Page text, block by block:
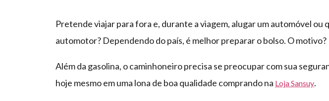
Pretende viajar para fora e, durante a viagem, alugar um automóvel
automotor? Dependendo do país, é melhor preparar o bolso. O motivo?
Além da gasolina, o caminhoneiro precisa se preocupar com sua
hoje mesmo em uma lona de boa qualidade comprando na Loja Sansuy.